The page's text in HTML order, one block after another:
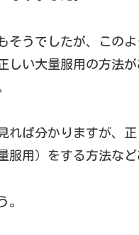
そうでしたが、この
しい大量服用の方法
れば分かりますが、
服用）をする方法など
。